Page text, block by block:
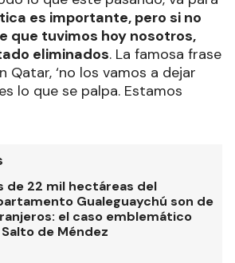
es importante, pero si no
que tuvimos hoy nosotros,
eliminados. La famosa frase
Qatar, ‘no los vamos a dejar
lo que se palpa. Estamos
de 22 mil hectáreas del
Gualeguaychú son de
el caso emblemático
de Méndez